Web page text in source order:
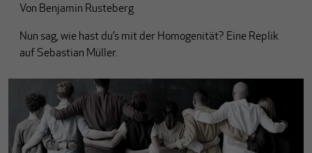
Von Benjamin Rusteberg
Nun sag, wie hast du’s mit der Homogenität? Eine Replik
auf Sebastian Müller.